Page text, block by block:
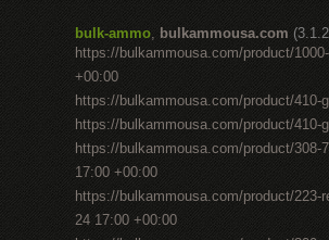
bulk-ammo, bulkammousa.com
https://bulkammousa.com/product/
+00:00
https://bulkammousa.com/product/410-
https://bulkammousa.com/product/410-
https://bulkammousa.com/product/308-
17:00 +00:00
https://bulkammousa.com/product/223-
24 17:00 +00:00